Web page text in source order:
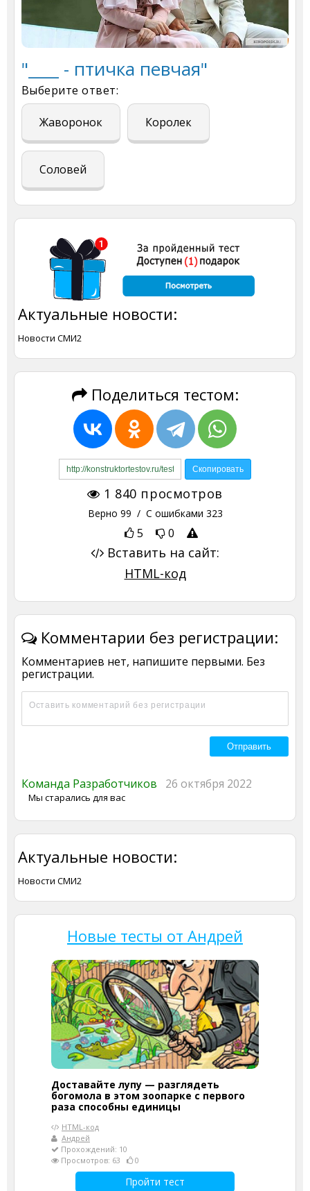
"____ - птичка певчая"
Выберите ответ:
Жаворонок Королек
Соловей
Актуальные новости:
Новости СМИ2
Поделиться тестом:
1 840 просмотров
Верно 99 / С ошибками 323
5 0
Вставить на сайт:
HTML-код
Комментарии без регистрации:
Комментариев нет, напишите первыми. Без
регистрации.
Команда Разработчиков 26 октября 2022
Мы старались для вас
Актуальные новости:
Новости СМИ2
Новые тесты от Андрей
Доставайте лупу — разглядеть
богомола в этом зоопарке с первого
раза способны единицы
HTML-код
Андрей
Прохождений: 10
Просмотров: 63
0
Пройти тест